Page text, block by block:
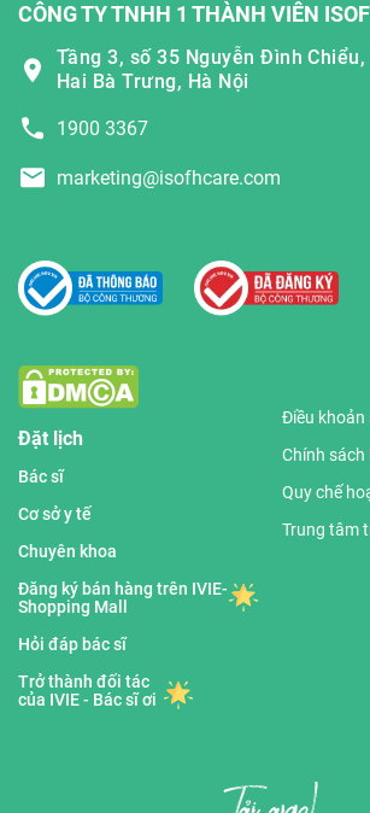
CÔNG TY TNHH 1 THÀNH VIÊN
Tầng 3, số 35 Nguyễn Đình
Hai Bà Trưng, Hà Nội
1900 3367
marketing@isofhcare.com
Đặt lịch
Bác sĩ
Cơ sở y tế
Chuyên khoa
Đăng ký bán hàng trên IVIE-
Shopping Mall
Hỏi đáp bác sĩ
Trở thành đối tác
của IVIE - Bác sĩ ơi
Điều khoản
Chính sách
Quy chế
Trung tâm